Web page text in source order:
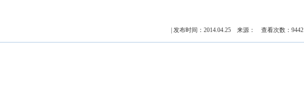
| 发布时间：2014.04.25 来源： 查看次数：9442